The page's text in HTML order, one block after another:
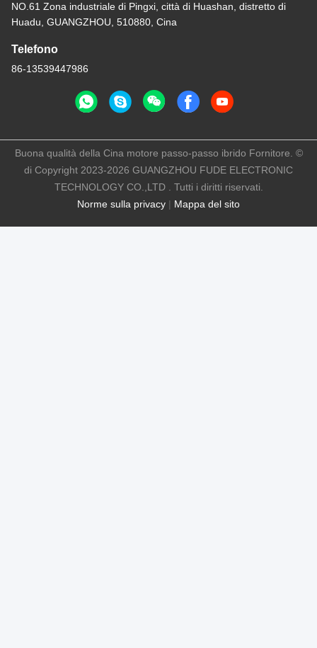
NO.61 Zona industriale di Pingxi, città di Huashan, distretto di
Huadu, GUANGZHOU, 510880, Cina
Telefono
86-13539447986
Norme sulla privacy | Mappa del sito
Buona qualità della Cina motore passo-passo ibrido Fornitore. ©
di Copyright 2023-2026 GUANGZHOU FUDE ELECTRONIC
TECHNOLOGY CO.,LTD . Tutti i diritti riservati.